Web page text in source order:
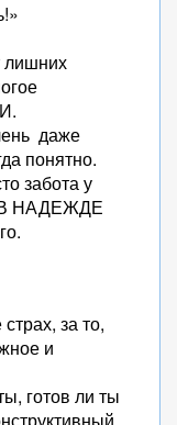
лишних
даже
понятно.
забота у
В НАДЕЖДЕ
за то,
и
готов ли ты